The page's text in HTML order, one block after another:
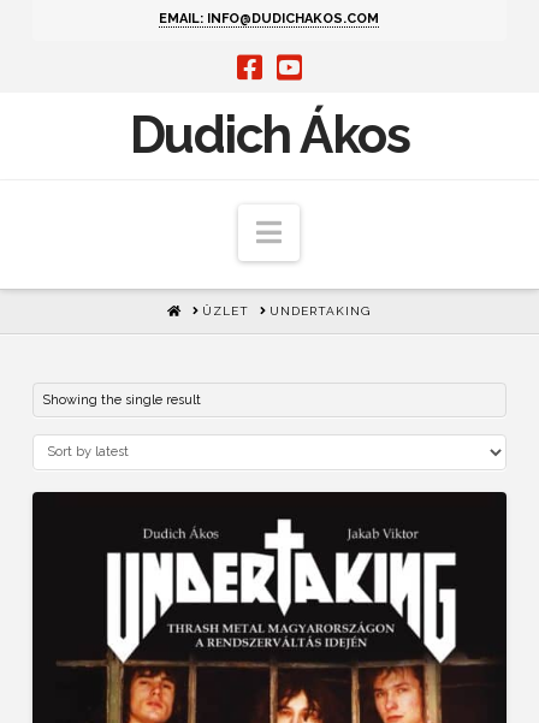
EMAIL: INFO@DUDICHAKOS.COM
Dudich Ákos
Navigation
HOMEÜZLET UNDERTAKING
Showing the single result